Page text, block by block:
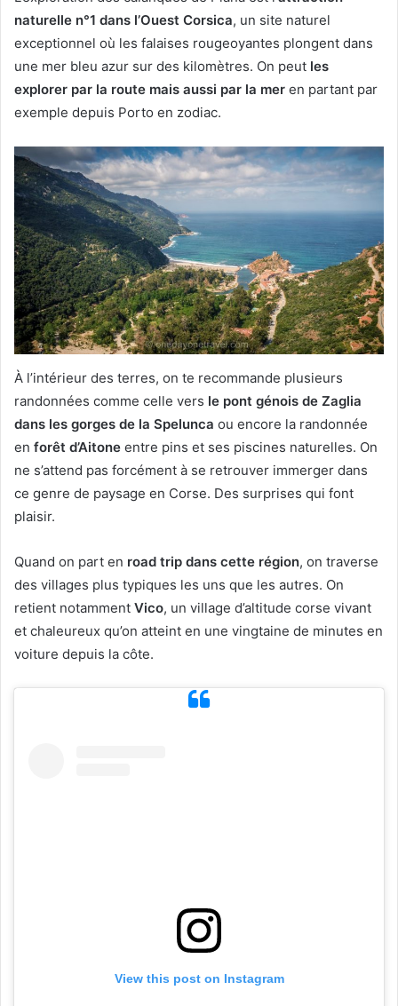
naturelle n°1 dans l’Ouest Corsica, un site naturel
exceptionnel où les falaises rougeoyantes plongent dans
une mer bleu azur sur des kilomètres. On peut les
explorer par la route mais aussi par la mer en partant par
exemple depuis Porto en zodiac.
À l’intérieur des terres, on te recommande plusieurs
randonnées comme celle vers le pont génois de Zaglia
dans les gorges de la Spelunca ou encore la randonnée
en forêt d’Aitone entre pins et ses piscines naturelles. On
ne s’attend pas forcément à se retrouver immerger dans
ce genre de paysage en Corse. Des surprises qui font
plaisir.
Quand on part en road trip dans cette région, on traverse
des villages plus typiques les uns que les autres. On
retient notamment Vico, un village d’altitude corse vivant
et chaleureux qu’on atteint en une vingtaine de minutes en
voiture depuis la côte.
View this post on Instagram